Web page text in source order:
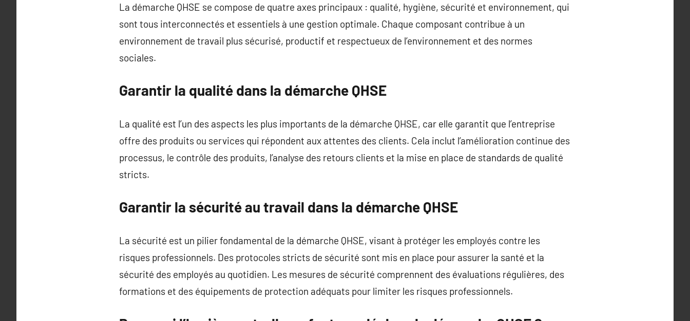
La démarche QHSE se compose de quatre axes principaux : qualité, hygiène, sécurité et environnement, qui
sont tous interconnectés et essentiels à une gestion optimale. Chaque composant contribue à un
environnement de travail plus sécurisé, productif et respectueux de l’environnement et des normes
sociales.
Garantir la qualité dans la démarche QHSE
La qualité est l’un des aspects les plus importants de la démarche QHSE, car elle garantit que l’entreprise
offre des produits ou services qui répondent aux attentes des clients. Cela inclut l’amélioration continue des
processus, le contrôle des produits, l’analyse des retours clients et la mise en place de standards de qualité
stricts.
Garantir la sécurité au travail dans la démarche QHSE
La sécurité est un pilier fondamental de la démarche QHSE, visant à protéger les employés contre les
risques professionnels. Des protocoles stricts de sécurité sont mis en place pour assurer la santé et la
sécurité des employés au quotidien. Les mesures de sécurité comprennent des évaluations régulières, des
formations et des équipements de protection adéquats pour limiter les risques professionnels.